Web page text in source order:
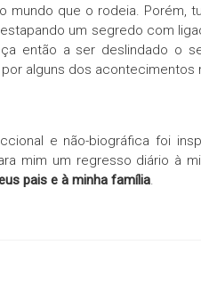
mundo que o rodeia. Porém,
um segredo com
então a ser deslindado o
alguns dos acontecimentos
e não-biográfica foi
mim um regresso diário à
pais e à minha família.